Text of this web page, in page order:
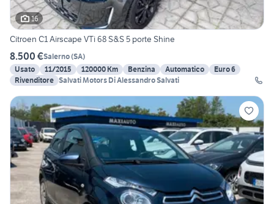
16
Citroen C1 Airscape VTi 68 S&S 5 porte Shine
8.500 €Salerno(SA)
Usato
11/2015 120000 Km Benzina Automatico
Euro 6
Rivenditore Salvati Motors Di Alessandro Salvati